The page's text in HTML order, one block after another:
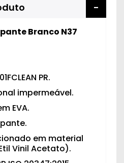
Branco N37
PR.
impermeável.
EVA.
em material
Vinil Acetato).